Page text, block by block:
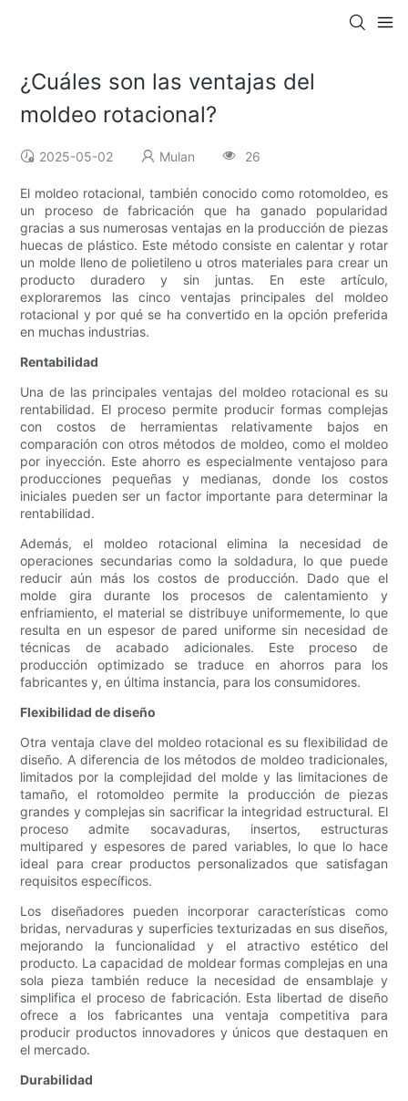
¿Cuáles son las ventajas del
moldeo rotacional?
2025-05-02 Mulan 26
El moldeo rotacional, también conocido como rotomoldeo, es
un proceso de fabricación que ha ganado popularidad
gracias a sus numerosas ventajas en la producción de piezas
huecas de plástico. Este método consiste en calentar y rotar
un molde lleno de polietileno u otros materiales para crear un
producto duradero y sin juntas. En este artículo,
exploraremos las cinco ventajas principales del moldeo
rotacional y por qué se ha convertido en la opción preferida
en muchas industrias.
Rentabilidad
Una de las principales ventajas del moldeo rotacional es su
rentabilidad. El proceso permite producir formas complejas
con costos de herramientas relativamente bajos en
comparación con otros métodos de moldeo, como el moldeo
por inyección. Este ahorro es especialmente ventajoso para
producciones pequeñas y medianas, donde los costos
iniciales pueden ser un factor importante para determinar la
rentabilidad.
Además, el moldeo rotacional elimina la necesidad de
operaciones secundarias como la soldadura, lo que puede
reducir aún más los costos de producción. Dado que el
molde gira durante los procesos de calentamiento y
enfriamiento, el material se distribuye uniformemente, lo que
resulta en un espesor de pared uniforme sin necesidad de
técnicas de acabado adicionales. Este proceso de
producción optimizado se traduce en ahorros para los
fabricantes y, en última instancia, para los consumidores.
Flexibilidad de diseño
Otra ventaja clave del moldeo rotacional es su flexibilidad de
diseño. A diferencia de los métodos de moldeo tradicionales,
limitados por la complejidad del molde y las limitaciones de
tamaño, el rotomoldeo permite la producción de piezas
grandes y complejas sin sacrificar la integridad estructural. El
proceso admite socavaduras, insertos, estructuras
multipared y espesores de pared variables, lo que lo hace
ideal para crear productos personalizados que satisfagan
requisitos específicos.
Los diseñadores pueden incorporar características como
bridas, nervaduras y superficies texturizadas en sus diseños,
mejorando la funcionalidad y el atractivo estético del
producto. La capacidad de moldear formas complejas en una
sola pieza también reduce la necesidad de ensamblaje y
simplifica el proceso de fabricación. Esta libertad de diseño
ofrece a los fabricantes una ventaja competitiva para
producir productos innovadores y únicos que destaquen en
el mercado.
Durabilidad